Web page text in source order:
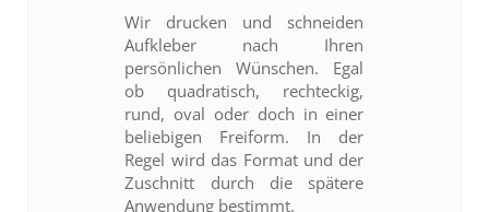
Wir drucken und schneiden
Aufkleber nach Ihren
persönlichen Wünschen. Egal
ob quadratisch, rechteckig,
rund, oval oder doch in einer
beliebigen Freiform. In der
Regel wird das Format und der
Zuschnitt durch die spätere
Anwendung bestimmt.